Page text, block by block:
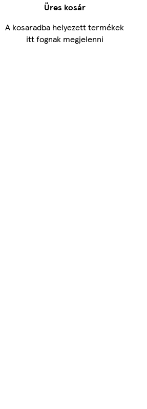
Üres kosár
A kosaradba helyezett termékek
itt fognak megjelenni